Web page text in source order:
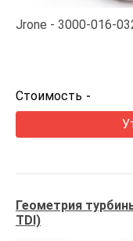
Jrone 3000-016-
Стоимость -
Геометрия
TDI)